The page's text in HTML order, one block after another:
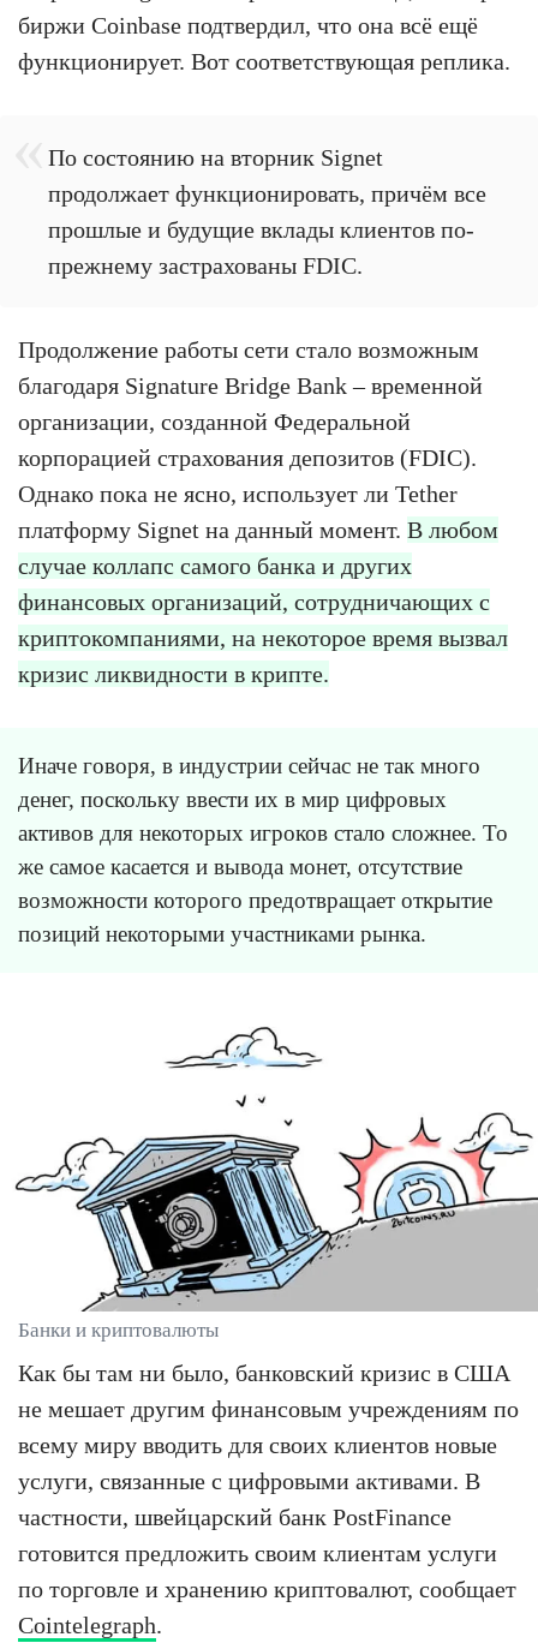
биржи Coinbase подтвердил, что она всё ещё
функционирует. Вот соответствующая реплика.
По состоянию на вторник Signet
продолжает функционировать, причём все
прошлые и будущие вклады клиентов по-
прежнему застрахованы FDIC.
Продолжение работы сети стало возможным
благодаря Signature Bridge Bank – временной
организации, созданной Федеральной
корпорацией страхования депозитов (FDIC).
Однако пока не ясно, использует ли Tether
платформу Signet на данный момент. В любом
случае коллапс самого банка и других
финансовых организаций, сотрудничающих с
криптокомпаниями, на некоторое время вызвал
кризис ликвидности в крипте.
Иначе говоря, в индустрии сейчас не так много
денег, поскольку ввести их в мир цифровых
активов для некоторых игроков стало сложнее. То
же самое касается и вывода монет, отсутствие
возможности которого предотвращает открытие
позиций некоторыми участниками рынка.
Банки и криптовалюты
Как бы там ни было, банковский кризис в США
не мешает другим финансовым учреждениям по
всему миру вводить для своих клиентов новые
услуги, связанные с цифровыми активами. В
частности, швейцарский банк PostFinance
готовится предложить своим клиентам услуги
по торговле и хранению криптовалют, сообщает
Cointelegraph.